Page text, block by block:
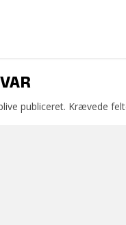
publiceret. Krævede